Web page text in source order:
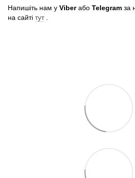
Напишіть нам у Viberабо Telegram за
на сайті тут.